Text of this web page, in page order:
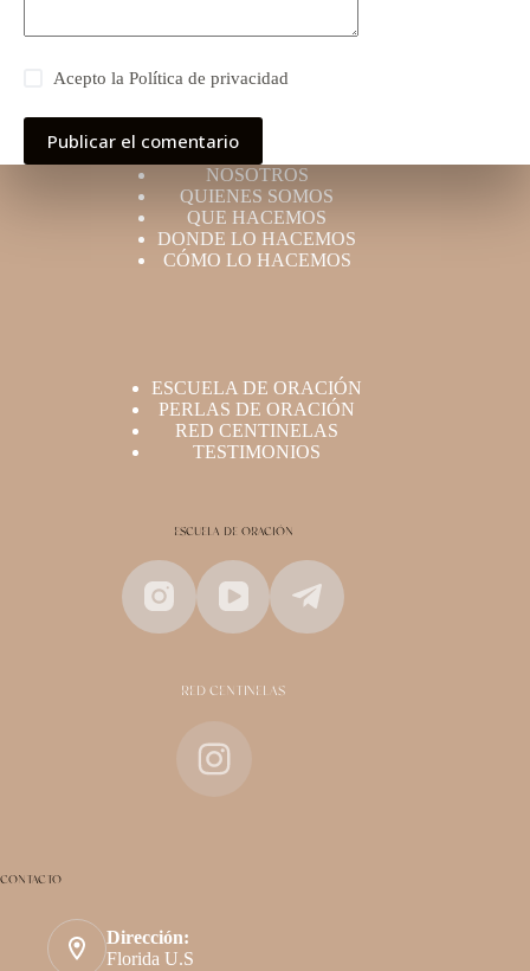
Acepto laPolítica de privacidad
Publicar el comentario
NOSOTROS
QUIENES SOMOS
QUE HACEMOS
DONDE LO HACEMOS
CÓMO LO HACEMOS
ESCUELA DE ORACIÓN
PERLAS DE ORACIÓN
RED CENTINELAS
TESTIMONIOS
ESCUELA DE ORACIÓN
RED CENTINELAS
CONTACTO
Dirección:
Florida U.S